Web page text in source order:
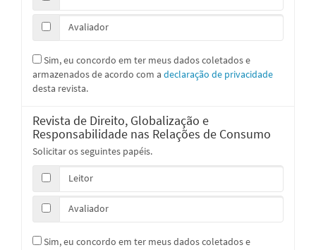
Avaliador
armazenados de acordo com a declaração de privacidade
desta revista.
Revista de Direito, Globalização e
Responsabilidade nas Relações de Consumo
Solicitar os seguintes papéis.
Leitor
Avaliador